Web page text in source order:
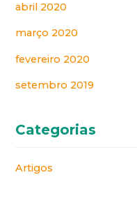
abril 2020
março 2020
fevereiro 2020
setembro 2019
Categorias
Artigos